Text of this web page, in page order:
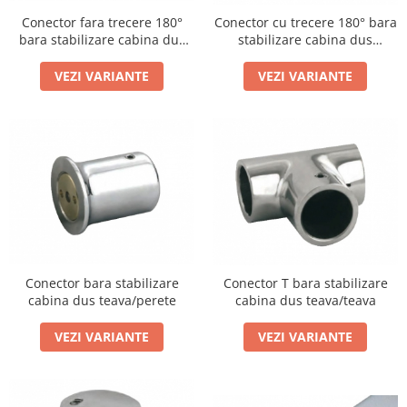
Set profil toc usa sticla
Profil toc usa sticla
Feronerie toc usa sticla
Set broasca + balama + maner usa
Balama usa sticla
Broasca usa sticla
Maner broasca usa sticla
Cilindri broasca usa sticla
Compartimentari
Profile perimetrale
Profile U
Usi glisante manuale
Conector fara trecere 180°
bara stabilizare cabina dus
VEZI VARIANTE
Conector cu trecere 180° bara
stabilizare cabina dus
VEZI VARIANTE
Conector bara stabilizare
cabina dus teava/perete
VEZI VARIANTE
Conector T bara stabilizare
cabina dus teava/teava
VEZI VARIANTE